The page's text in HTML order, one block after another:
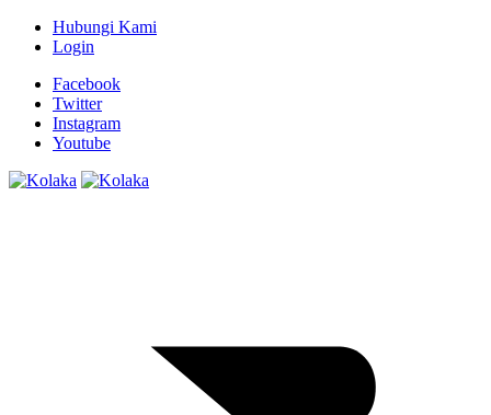
Hubungi Kami
Login
Facebook
Twitter
Instagram
Youtube